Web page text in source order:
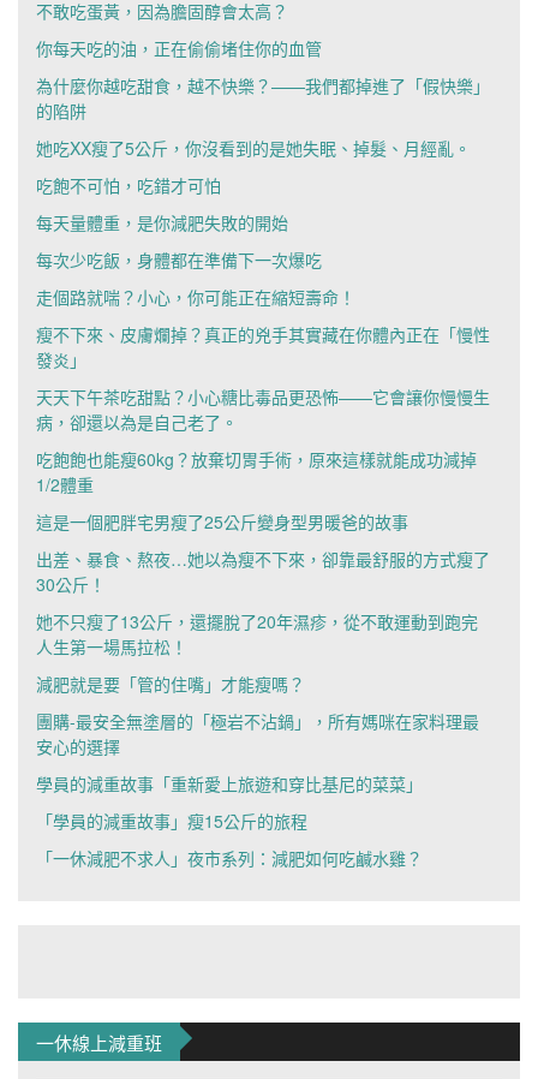
不敢吃蛋黃，因為膽固醇會太高？
你每天吃的油，正在偷偷堵住你的血管
為什麼你越吃甜食，越不快樂？——我們都掉進了「假快樂」
的陷阱
她吃XX瘦了5公斤，你沒看到的是她失眠、掉髮、月經亂。
吃飽不可怕，吃錯才可怕
每天量體重，是你減肥失敗的開始
每次少吃飯，身體都在準備下一次爆吃
走個路就喘？小心，你可能正在縮短壽命！
瘦不下來、皮膚爛掉？真正的兇手其實藏在你體內正在「慢性
發炎」
天天下午茶吃甜點？小心糖比毒品更恐怖——它會讓你慢慢生
病，卻還以為是自己老了。
吃飽飽也能瘦60kg？放棄切胃手術，原來這樣就能成功減掉
1/2體重
這是一個肥胖宅男瘦了25公斤變身型男暖爸的故事
出差、暴食、熬夜…她以為瘦不下來，卻靠最舒服的方式瘦了
30公斤！
她不只瘦了13公斤，還擺脫了20年濕疹，從不敢運動到跑完
人生第一場馬拉松！
減肥就是要「管的住嘴」才能瘦嗎？
團購-最安全無塗層的「極岩不沾鍋」，所有媽咪在家料理最
安心的選擇
學員的減重故事「重新愛上旅遊和穿比基尼的菜菜」
「學員的減重故事」瘦15公斤的旅程
「一休減肥不求人」夜市系列：減肥如何吃鹹水雞？
一休線上減重班